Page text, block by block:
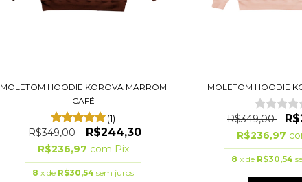
MOLETOM HOODIE KOROVA MARROM
CAFÉ
(1)
R$349,00 R$244,30
R$236,97 com Pix
8 x de R$30,54 sem juros
MOLETOM HOODIE
R$349,00
R$236,97
8 x de R$30,54